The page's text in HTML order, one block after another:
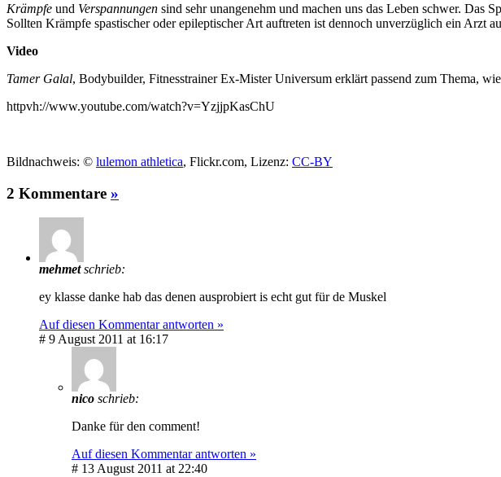
Krämpfe und Verspannungen sind sehr unangenehm und machen uns das Leben schwer.
Sollten Krämpfe spastischer oder epileptischer Art auftreten ist dennoch unverzüglich ein Arzt
Video
Tamer Galal, Bodybuilder, Fitnesstrainer Ex-Mister Universum erklärt passend zum Thema,
httpvh://www.youtube.com/watch?v=YzjjpKasChU
Bildnachweis: © lulemon athletica, Flickr.com, Lizenz: CC-BY
2 Kommentare »
mehmetschrieb:
ey klasse danke hab das denen ausprobiert is echt gut für de Muskel
Auf diesen Kommentar antworten »
# 9 August 2011 at 16:17
nico schrieb:
Danke für den comment!
Auf diesen Kommentar antworten »
# 13 August 2011 at 22:40